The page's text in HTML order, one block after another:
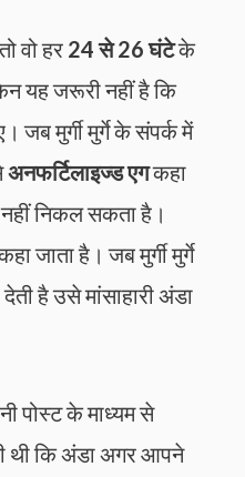
वो हर 24 से 26 घंटेके
यह जरूरी नहीं है कि
जब मुर्गी मुर्गे के संपर्क में
अनफर्टिलाइज्ड एगकहा
निकल सकता है।
जाता है। जब मुर्गी मुर्गे
है उसे मांसाहारी अंडा
पोस्ट के माध्यम से
थी कि अंडा अगर आपने